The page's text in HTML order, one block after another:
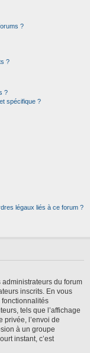
?
?
?
spécifique ?
légaux liés à ce forum ?
administrateurs du forum
inscrits. En vous
fonctionnalités
tels que l’affichage
privée, l’envoi de
à un groupe
instant, c’est